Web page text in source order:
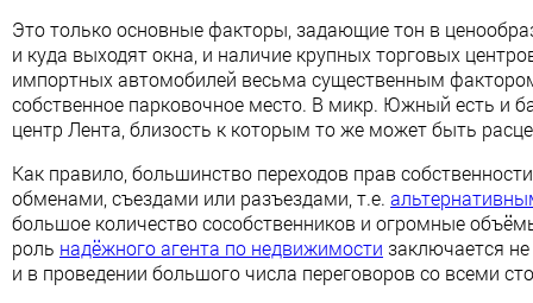
Это только основные факторы, задающие тон в
и куда выходят окна, и наличие крупных торговых
импортных автомобилей весьма существенным
собственное парковочное место. В микр. Южный есть и
центр Лента, близость к которым то же может быть
Как правило, большинство переходов прав
обменами, съездами или разъездами, т.е.
большое количество сособственников и огромные
роль надёжного агента по недвижимости заключается
и в проведении большого числа переговоров со всеми